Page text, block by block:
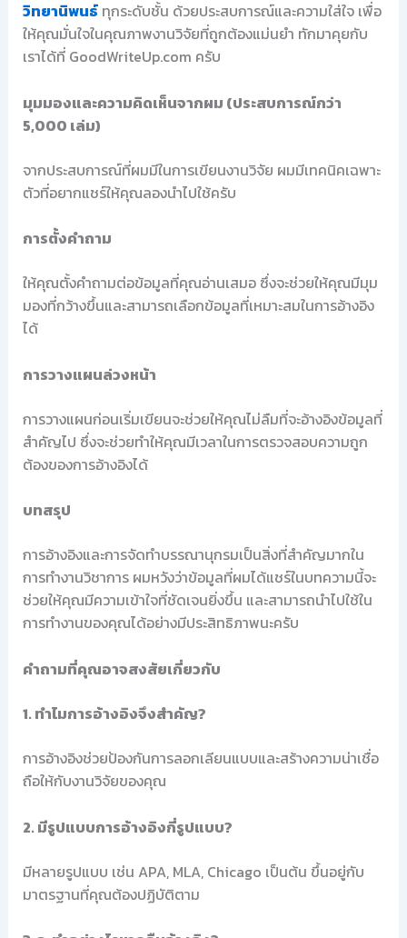
วิทยานิพนธ์ทุกระดับชั้น ด้วยประสบการณ์และความใส่ใจ เพื่อ
ให้คุณมั่นใจในคุณภาพงานวิจัยที่ถูกต้องแม่นยำ ทักมาคุยกับ
เราได้ที่ GoodWriteUp.com ครับ
มุมมองและความคิดเห็นจากผม (ประสบการณ์กว่า
5,000 เล่ม)
จากประสบการณ์ที่ผมมีในการเขียนงานวิจัย ผมมีเทคนิคเฉพาะ
ตัวที่อยากแชร์ให้คุณลองนำไปใช้ครับ
การตั้งคำถาม
ให้คุณตั้งคำถามต่อข้อมูลที่คุณอ่านเสมอ ซึ่งจะช่วยให้คุณมีมุม
มองที่กว้างขึ้นและสามารถเลือกข้อมูลที่เหมาะสมในการอ้างอิง
ได้
การวางแผนล่วงหน้า
การวางแผนก่อนเริ่มเขียนจะช่วยให้คุณไม่ลืมที่จะอ้างอิงข้อมูลที่
สำคัญไป ซึ่งจะช่วยทำให้คุณมีเวลาในการตรวจสอบความถูก
ต้องของการอ้างอิงได้
บทสรุป
การอ้างอิงและการจัดทำบรรณานุกรมเป็นสิ่งที่สำคัญมากใน
การทำงานวิชาการ ผมหวังว่าข้อมูลที่ผมได้แชร์ในบทความนี้จะ
ช่วยให้คุณมีความเข้าใจที่ชัดเจนยิ่งขึ้น และสามารถนำไปใช้ใน
การทำงานของคุณได้อย่างมีประสิทธิภาพนะครับ
คำถามที่คุณอาจสงสัยเกี่ยวกับ
1. ทำไมการอ้างอิงจึงสำคัญ?
การอ้างอิงช่วยป้องกันการลอกเลียนแบบและสร้างความน่าเชื่อ
ถือให้กับงานวิจัยของคุณ
2. มีรูปแบบการอ้างอิงกี่รูปแบบ?
มีหลายรูปแบบ เช่น APA, MLA, Chicago เป็นต้น ขึ้นอยู่กับ
มาตรฐานที่คุณต้องปฏิบัติตาม